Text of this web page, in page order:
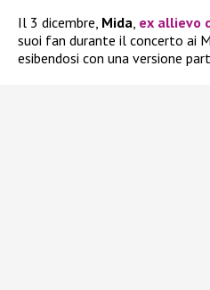
Il 3 dicembre, Mida ex allievo
suoi fan durante il concerto ai
esibendosi con una versione